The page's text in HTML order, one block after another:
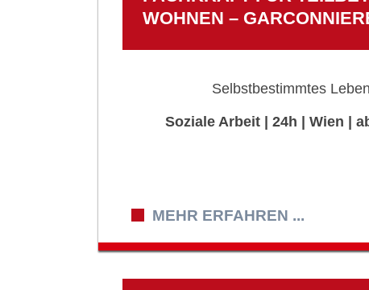
WOHNEN –
Selbstbestimmtes
Soziale Arbeit | 24h | Wien |
MEHR ERFAHREN ...